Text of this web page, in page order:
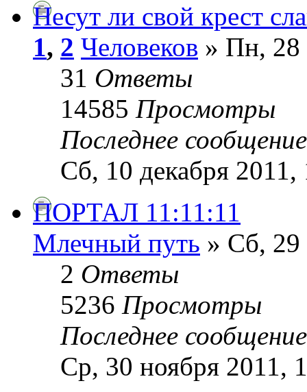
Несут ли свой крест
1, 2 Человеков » Пн, 28
31 Ответы
14585 Просмотры
Последнее
Сб, 10 декабря 2011,
ПОРТАЛ 11:11:11
Млечный путь » Сб, 29
2 Ответы
5236 Просмотры
Последнее
Ср, 30 ноября 2011,